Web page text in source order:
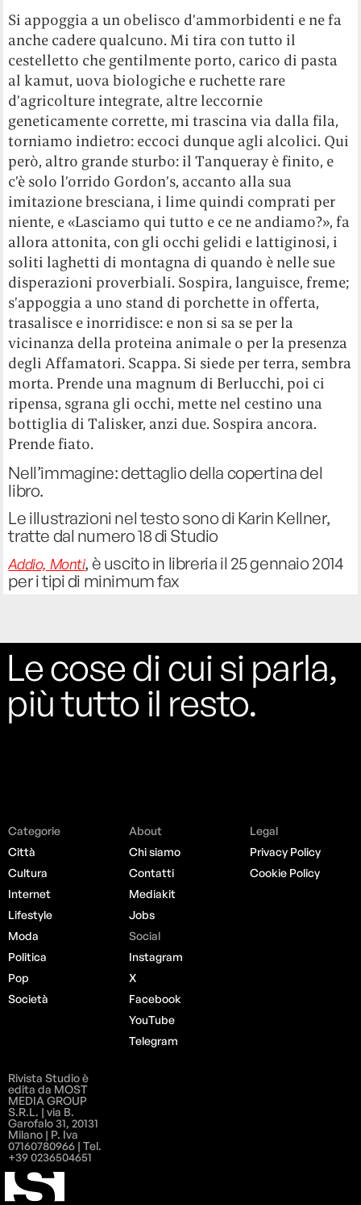
Si appoggia a un obelisco d’ammorbidenti e ne fa
anche cadere qualcuno. Mi tira con tutto il
cestelletto che gentilmente porto, carico di pasta
al kamut, uova biologiche e ruchette rare
d’agricolture integrate, altre leccornie
geneticamente corrette, mi trascina via dalla fila,
torniamo indietro: eccoci dunque agli alcolici. Qui
però, altro grande sturbo: il Tanqueray è finito, e
c’è solo l’orrido Gordon’s, accanto alla sua
imitazione bresciana, i lime quindi comprati per
niente, e «Lasciamo qui tutto e ce ne andiamo?», fa
allora attonita, con gli occhi gelidi e lattiginosi, i
soliti laghetti di montagna di quando è nelle sue
disperazioni proverbiali. Sospira, languisce, freme;
s’appoggia a uno stand di porchette in offerta,
trasalisce e inorridisce: e non si sa se per la
vicinanza della proteina animale o per la presenza
degli Affamatori. Scappa. Si siede per terra, sembra
morta. Prende una magnum di Berlucchi, poi ci
ripensa, sgrana gli occhi, mette nel cestino una
bottiglia di Talisker, anzi due. Sospira ancora.
Prende fiato.
Nell’immagine: dettaglio della copertina del
libro.
Le illustrazioni nel testo sono di Karin Kellner,
tratte dal numero 18 di Studio
Addio, Monti, è uscito in libreria il 25 gennaio 2014
per i tipi di minimum fax
Le cose di cui si parla,
più tutto il resto.
Categorie
Città
Cultura
Internet
Lifestyle
Moda
Politica
Pop
Società
About
Chi siamo
Contatti
Mediakit
Jobs
Social
Instagram
X
Facebook
YouTube
Telegram
Legal
Privacy Policy
Cookie Policy
Rivista Studio è
edita da MOST
MEDIA GROUP
S.R.L. | via B.
Garofalo 31, 20131
Milano | P. Iva
07160780966 | Tel.
+39 0236504651